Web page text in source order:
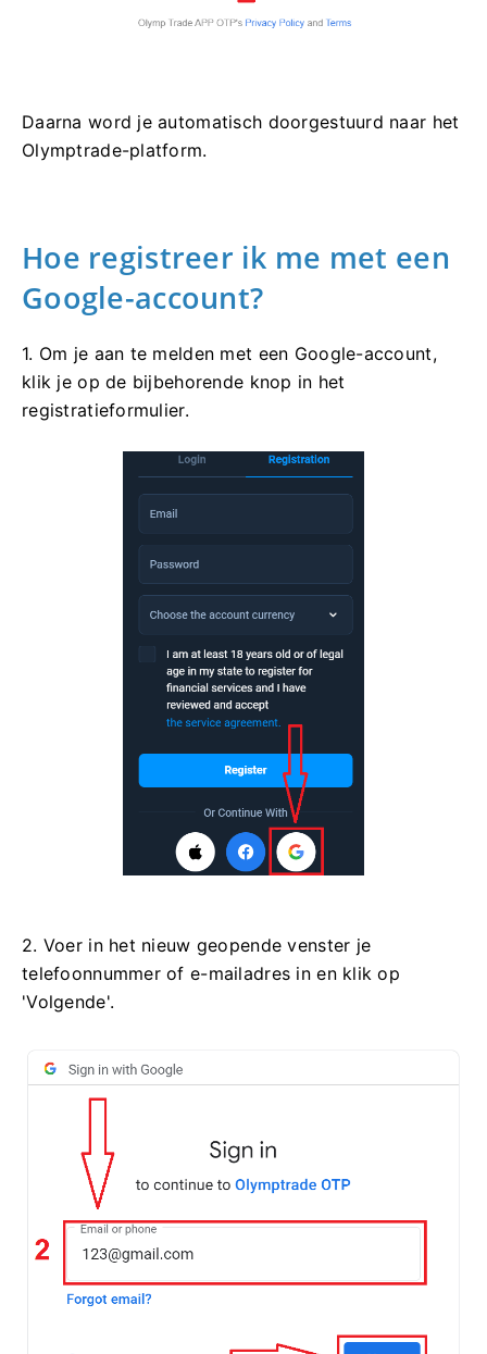
Daarna word je automatisch doorgestuurd naar het
Olymptrade-platform.
Hoe registreer ik me met een
Google-account?
1. Om je aan te melden met een Google-account,
klik je op de bijbehorende knop in het
registratieformulier.
2. Voer in het nieuw geopende venster je
telefoonnummer of e-mailadres in en klik op
'Volgende'.